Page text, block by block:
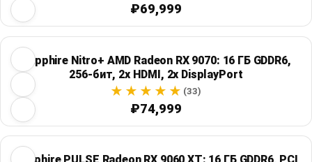
₽69,999
Sapphire Nitro+ AMD Radeon RX 9070: 16 ГБ GDDR6,
256-бит, 2x HDMI, 2x DisplayPort
(33)
₽74,999